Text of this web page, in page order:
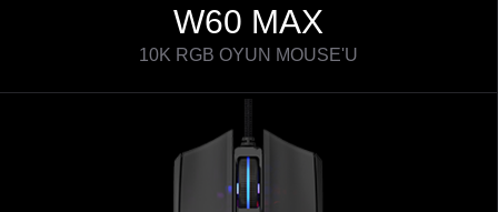
W60 MAX
10K RGB OYUN MOUSE'U